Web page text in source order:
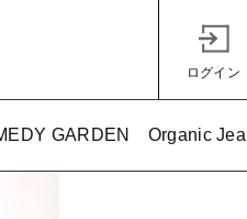
ログイン
GARDEN Organic